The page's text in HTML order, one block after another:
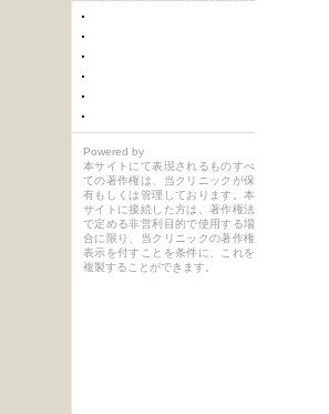
Powered by
本サイトにて表現されるものすべ
ての著作権は、当クリニックが保
有もしくは管理しております。本
サイトに接続した方は、著作権法
で定める非営利目的で使用する場
合に限り、当クリニックの著作権
表示を付すことを条件に、これを
複製することができます。